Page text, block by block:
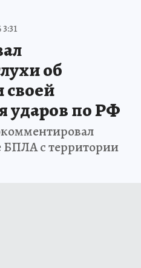
об
своей
ударов по РФ
БПЛА с территории